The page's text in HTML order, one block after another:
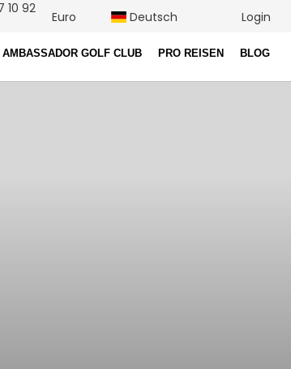
AMBASSADOR GOLF CLUB PRO REISEN BLOG
10 92
Euro Deutsch Login